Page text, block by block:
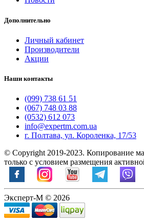
Дополнительно
Личный кабинет
Производители
Акции
Наши контакты
(099) 738 61 51
(067) 748 03 88
(0532) 612 073
info@expertm.com.ua
г. Полтава, ул. Короленка, 17/53
© Copyright 2019-2023. Копирование
только с условием размещения
Эксперт-М © 2026